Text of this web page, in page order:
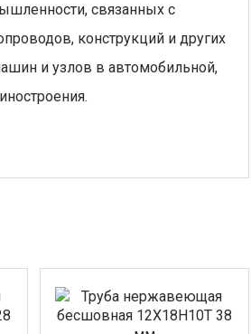
связанных с
конструкций и других
и узлов в автомобильной,